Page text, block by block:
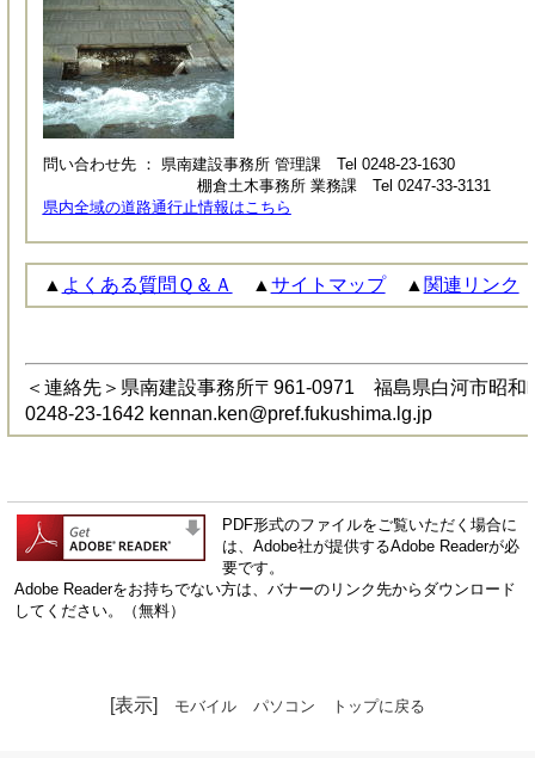
問い合わせ先 ： 県南建設事務所 管理課 Tel 0248-
棚倉土木事務所 業務課 Tel 0247-33-3131
県内全域の道路通行止情報はこちら
▲ よくある質問Ｑ＆Ａ ▲ サイトマップ▲ 関連リンク
＜連絡先＞県南建設事務所〒961-0971 福島県白河市昭和
0248-23-1642 kennan.ken@pref.fukushima.lg.jp
PDF形式のファイルをご覧いただく場合に
は、Adobe社が提供するAdobe Readerが必
要です。
Adobe Readerをお持ちでない方は、バナーのリンク先からダウンロード
してください。（無料）
[表示] モバイル パソコン トップに戻る